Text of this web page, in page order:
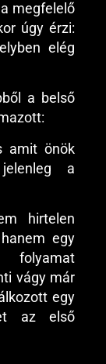
megfelelő
úgy érzi:
elég
a belső
amit önök
a
hirtelen
egy
vágy már
egy
az első